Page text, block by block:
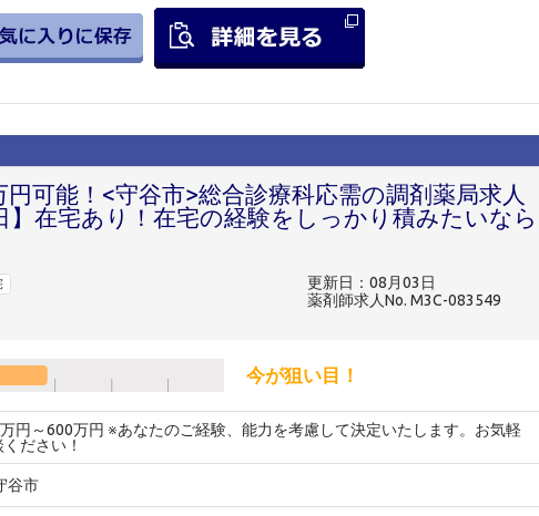
可能！<守谷市>総合診療科応需の調剤薬局求人
】在宅あり！在宅の経験をしっかり積みたいなら
更新日：08月03日
薬剤師求人No. M3C-083549
今が狙い目！
円～600万円 ※あなたのご経験、能力を考慮して決定いたします。お気軽
ださい！
谷市